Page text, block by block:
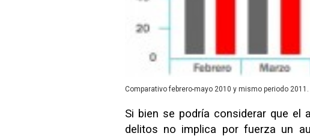
Comparativo febrero-mayo 2010 y mismo periodo 2011.
Si bien se podría considerar que el
delitos no implica por fuerza un